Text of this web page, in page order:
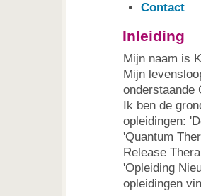
Contact
Inleiding
Mijn naam is
Mijn
onderstaande
Ik ben de
opleidingen:
'Quantum
Release
'Opleiding
opleidingen